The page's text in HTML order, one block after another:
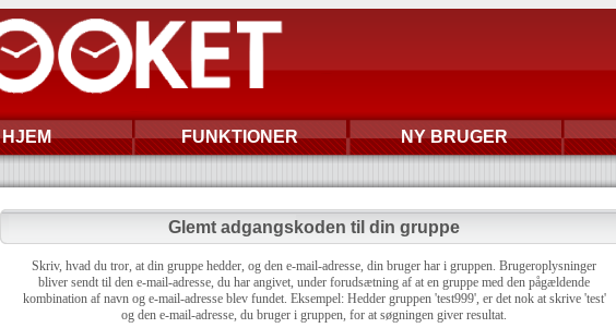
HJEM FUNKTIONER NY BRUGER
Glemt adgangskoden til din gruppe
Skriv, hvad du tror, at din gruppe hedder, og den e-mail-adresse, din bruger har i gruppen. Brugeroplysninger
bliver sendt til den e-mail-adresse, du har angivet, under forudsætning af at en gruppe med den pågældende
kombination af navn og e-mail-adresse blev fundet. Eksempel: Hedder gruppen 'test999', er det nok at skrive 'test'
og den e-mail-adresse, du bruger i gruppen, for at søgningen giver resultat.